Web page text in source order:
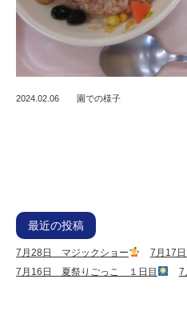
2024.02.06 園での様子
最近の投稿
7月28日 マジックショー
7月17
7月16日 夏祭りごっこ １日目
7